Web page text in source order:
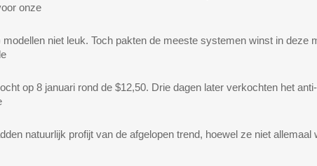
onze
niet leuk. Toch pakten de meeste systemen winst in deze
op 8 januari rond de $12,50. Drie dagen later verkochten het
natuurlijk profijt van de afgelopen trend, hoewel ze niet